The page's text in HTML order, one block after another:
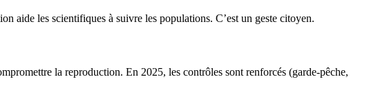
aide les scientifiques à suivre les populations. C’est un geste citoyen.
la reproduction. En 2025, les contrôles sont renforcés (garde-pêche,